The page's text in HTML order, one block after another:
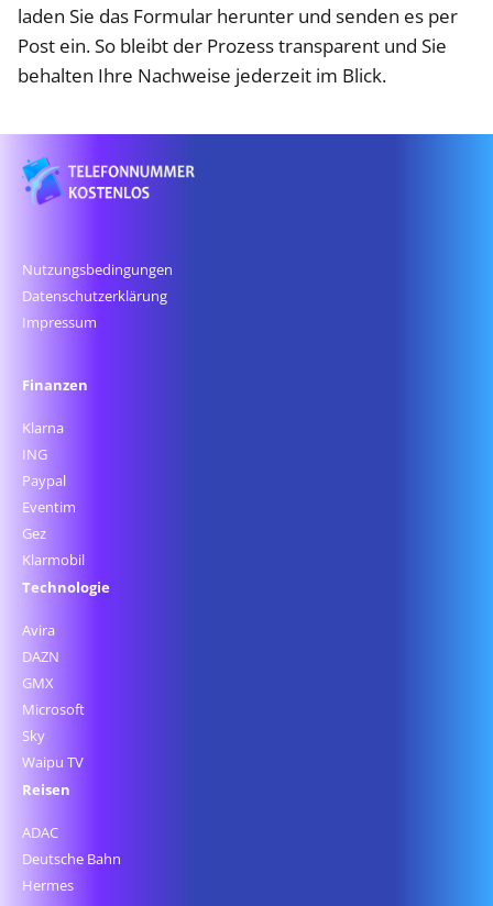
laden Sie das Formular herunter und senden es per
Post ein. So bleibt der Prozess transparent und Sie
behalten Ihre Nachweise jederzeit im Blick.
Nutzungsbedingungen
Datenschutz­erklärung
Impressum
Finanzen
Klarna
ING
Paypal
Eventim
Gez
Klarmobil
Technologie
Avira
DAZN
GMX
Microsoft
Sky
Waipu TV
Reisen
ADAC
Deutsche Bahn
Hermes